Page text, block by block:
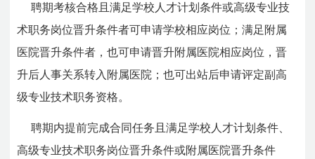
聘期考核合格且满足学校人才计划条件或高级专业技
术职务岗位晋升条件者可申请学校相应岗位；满足附属
医院晋升条件者，也可申请晋升附属医院相应岗位，晋
升后人事关系转入附属医院；也可出站后申请评定副高
级专业技术职务资格。
聘期内提前完成合同任务且满足学校人才计划条件、
高级专业技术职务岗位晋升条件或附属医院晋升条件